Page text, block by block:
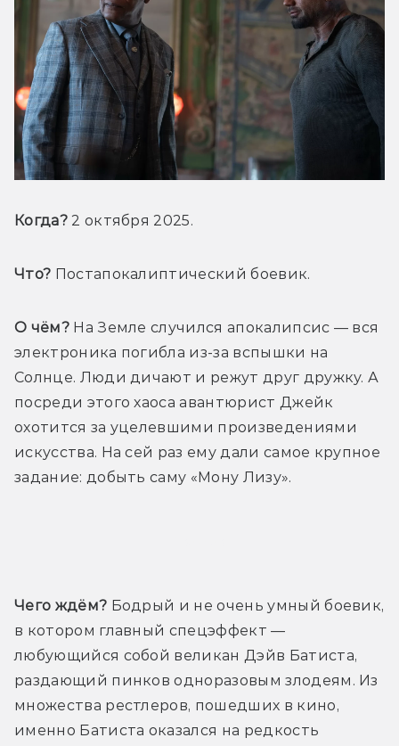
Когда? 2 октября 2025.
Что? Постапокалиптический боевик.
О чём? На Земле случился апокалипсис — вся
электроника погибла из-за вспышки на
Солнце. Люди дичают и режут друг дружку. А
посреди этого хаоса авантюрист Джейк
охотится за уцелевшими произведениями
искусства. На сей раз ему дали самое крупное
задание: добыть саму «Мону Лизу».
Чего ждём? Бодрый и не очень умный боевик,
в котором главный спецэффект —
любующийся собой великан Дэйв Батиста,
раздающий пинков одноразовым злодеям. Из
множества рестлеров, пошедших в кино,
именно Батиста оказался на редкость